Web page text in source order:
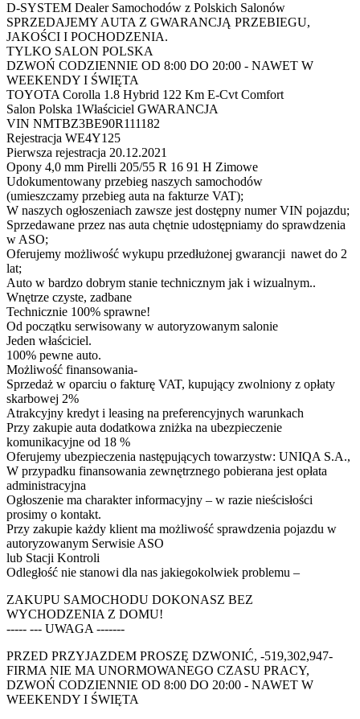
D-SYSTEM Dealer Samochodów z Polskich Salonów
SPRZEDAJEMY AUTA Z GWARANCJĄ PRZEBIEGU,
JAKOŚCI I POCHODZENIA.
TYLKO SALON POLSKA
DZWOŃ CODZIENNIE OD 8:00 DO 20:00 - NAWET W
WEEKENDY I ŚWIĘTA
TOYOTA Corolla 1.8 Hybrid 122 Km E-Cvt Comfort
Salon Polska 1Właściciel GWARANCJA
VIN NMTBZ3BE90R111182
Rejestracja WE4Y125
Pierwsza rejestracja 20.12.2021
Opony 4,0 mm Pirelli 205/55 R 16 91 H Zimowe
Udokumentowany przebieg naszych samochodów
(umieszczamy przebieg auta na fakturze VAT);
W naszych ogłoszeniach zawsze jest dostępny numer VIN pojazdu;
Sprzedawane przez nas auta chętnie udostępniamy do sprawdzenia
w ASO;
Oferujemy możliwość wykupu przedłużonej gwarancji nawet do 2
lat;
Auto w bardzo dobrym stanie technicznym jak i wizualnym..
Wnętrze czyste, zadbane
Technicznie 100% sprawne!
Od początku serwisowany w autoryzowanym salonie
Jeden właściciel.
100% pewne auto.
Możliwość finansowania-
Sprzedaż w oparciu o fakturę VAT, kupujący zwolniony z opłaty
skarbowej 2%
Atrakcyjny kredyt i leasing na preferencyjnych warunkach
Przy zakupie auta dodatkowa zniżka na ubezpieczenie
komunikacyjne od 18 %
Oferujemy ubezpieczenia następujących towarzystw: UNIQA S.A.,
W przypadku finansowania zewnętrznego pobierana jest opłata
administracyjna
Ogłoszenie ma charakter informacyjny – w razie nieścisłości
prosimy o kontakt.
Przy zakupie każdy klient ma możliwość sprawdzenia pojazdu w
autoryzowanym Serwisie ASO
lub Stacji Kontroli
Odległość nie stanowi dla nas jakiegokolwiek problemu –
ZAKUPU SAMOCHODU DOKONASZ BEZ
WYCHODZENIA Z DOMU!
----- --- UWAGA -------
PRZED PRZYJAZDEM PROSZĘ DZWONIĆ, -519,302,947-
FIRMA NIE MA UNORMOWANEGO CZASU PRACY,
DZWOŃ CODZIENNIE OD 8:00 DO 20:00 - NAWET W
WEEKENDY I ŚWIĘTA